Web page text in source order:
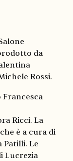
da
Rossi.
Francesca
Ricci. La
è a cura di
Patilli. Le
Lucrezia